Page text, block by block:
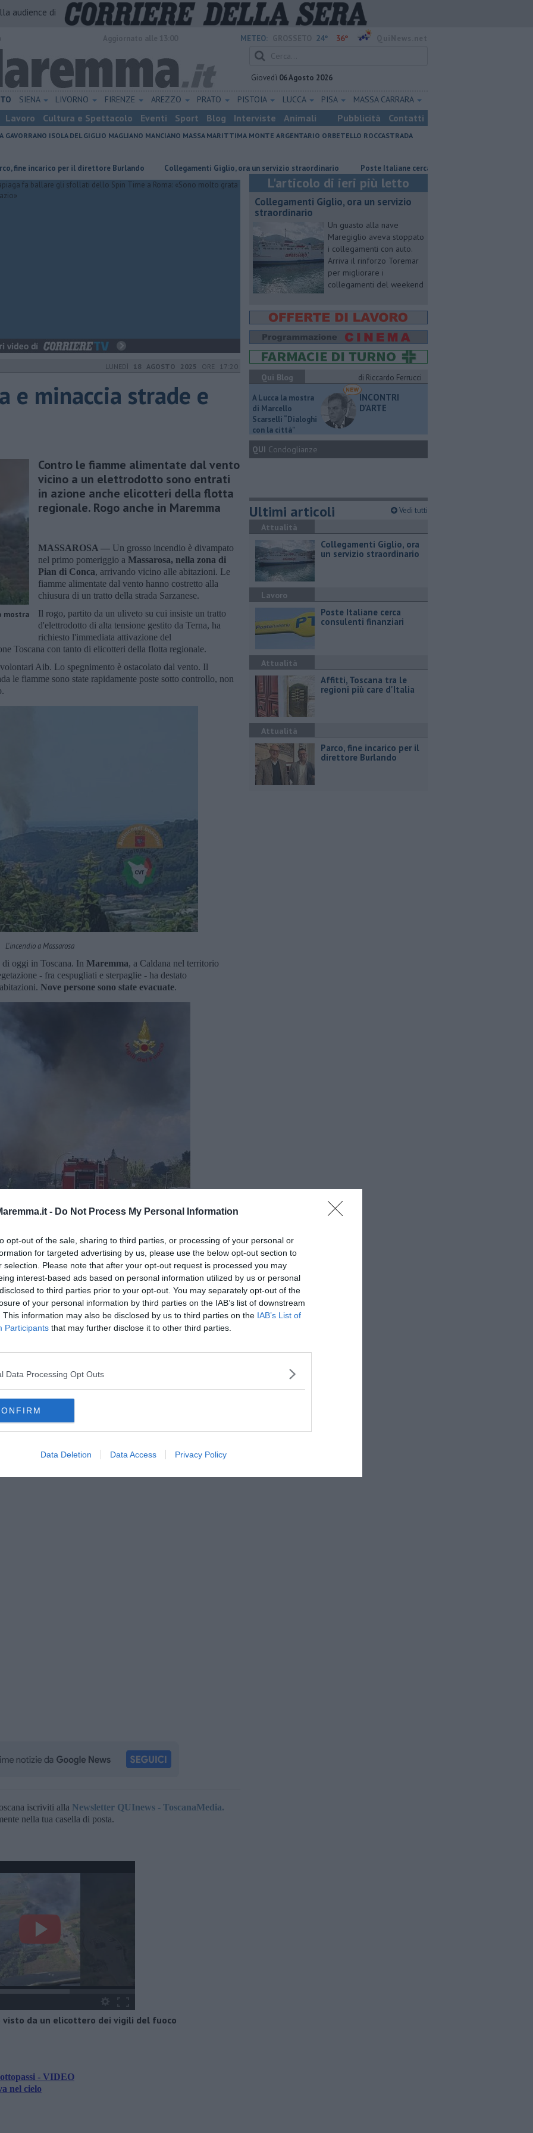
- Do Not Process My Personal Information
opt-out of the sale, sharing to third parties, or processing of your personal or
for targeted advertising by us, please use the below opt-out section to
selection. Please note that after your opt-out request is processed you may
interest-based ads based on personal information utilized by us or personal
to third parties prior to your opt-out. You may separately opt-out of the
of your personal information by third parties on the IAB’s list of downstream
This information may also be disclosed by us to third parties on the IAB’s List of
Participants that may further disclose it to other third parties.
Data Processing Opt Outs
Data Deletion Data Access Privacy Policy
audience di
METEO: 24° 36°
Giovedì 06 Agosto 2026
SIENA LIVORNO FIRENZE AREZZO PRATO PISTOIA LUCCA PISA MASSA CARRARA
Lavoro Cultura e Spettacolo Eventi Sport Blog Interviste Animali Pubblicità Contatti
GAVORRANO ISOLA DEL GIGLIO MAGLIANO MANCIANO MASSA MARITTIMA MONTE ARGENTARIO ORBETELLO ROCCASTRADA
per il direttore Burlando Collegamenti Giglio, ora un servizio straordinario Poste Italiane cerca consulenti finanziari
LUNEDÌ 18 AGOSTO 2025 ORE 17:20
e minaccia strade e
mostra
Contro le fiamme alimentate dal vento
vicino a un elettrodotto sono entrati
in azione anche elicotteri della flotta
regionale. Rogo anche in Maremma
MASSAROSA — Un grosso incendio è divampato
nel primo pomeriggio a Massarosa, nella zona di
Pian di Conca, arrivando vicino alle abitazioni. Le
fiamme alimentate dal vento hanno costretto alla
chiusura di un tratto della strada Sarzanese.
Il rogo, partito da un uliveto su cui insiste un tratto
d'elettrodotto di alta tensione gestito da Terna, ha
richiesto l'immediata attivazione del
Toscana con tanto di elicotteri della flotta regionale.
Aib. Lo spegnimento è ostacolato dal vento. Il
le fiamme sono state rapidamente poste sotto controllo, non
L'incendio a Massarosa
di oggi in Toscana. In Maremma, a Caldana nel territorio
- fra cespugliati e sterpaglie - ha destato
Nove persone sono state evacuate.
L'incendio a Gavorrano
fuoco e del sistema regionale Aib, anche due elicotteri
presidiateper garantirne la sicurezza e contenere la
iscriviti alla Newsletter QUInews - ToscanaMedia.
nella tua casella di posta.
visto da un elicottero dei vigili del fuoco
- VIDEO
nel cielo
L'articolo di ieri più letto
Collegamenti Giglio, ora un servizio
straordinario
Un guasto alla nave
Maregiglio aveva stoppato
i collegamenti con auto.
Arriva il rinforzo Toremar
per migliorare i
collegamenti del weekend
Qui Blog
di Riccardo Ferrucci
A Lucca la mostra
di Marcello
Scarselli “Dialoghi
con la città"
INCONTRI
D'ARTE
QUI Condoglianze
Ultimi articoli Vedi tutti
Attualità
Collegamenti Giglio, ora
un servizio straordinario
Lavoro
Poste Italiane cerca
consulenti finanziari
Attualità
Affitti, Toscana tra le
regioni più care d'Italia
Attualità
Parco, fine incarico per il
direttore Burlando